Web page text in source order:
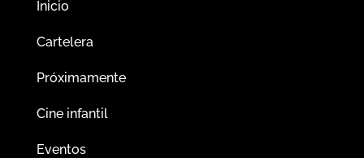
Inicio
Cartelera
Próximamente
Cine infantil
Eventos